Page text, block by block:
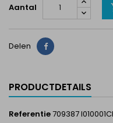
Aantal
Delen Delen
PRODUCTDETAILS
Referentie709387